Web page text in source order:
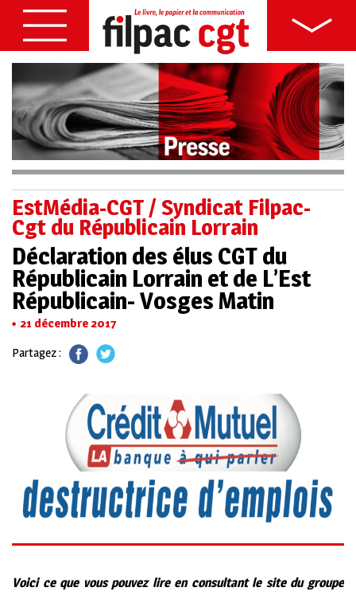
EstMédia-CGT / Syndicat Filpac-
Cgt du Républicain Lorrain
Déclaration des élus CGT du
Républicain Lorrain et de L’Est
Républicain- Vosges Matin
21 décembre 2017
Partagez :
Voici ce que vous pouvez lire en consultant le site du groupe